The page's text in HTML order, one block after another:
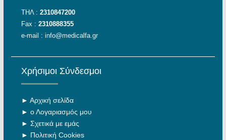
ΤΗΛ : 2310847200
Fax : 2310888355
e-mail : info@medicalfa.gr
Χρήσιμοι Σύνδεσμοι
► Αρχική σελίδα
► ο Λογαριασμός μου
► Σχετικά με εμάς
► Πολιτική Cookies